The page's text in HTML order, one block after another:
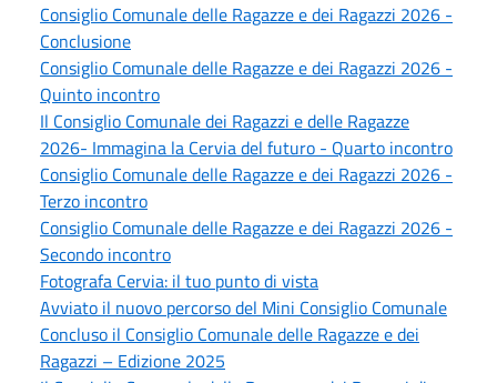
Consiglio Comunale delle Ragazze e dei Ragazzi 2026 -
Conclusione
Consiglio Comunale delle Ragazze e dei Ragazzi 2026 -
Quinto incontro
Il Consiglio Comunale dei Ragazzi e delle Ragazze
2026- Immagina la Cervia del futuro - Quarto incontro
Consiglio Comunale delle Ragazze e dei Ragazzi 2026 -
Terzo incontro
Consiglio Comunale delle Ragazze e dei Ragazzi 2026 -
Secondo incontro
Fotografa Cervia: il tuo punto di vista
Avviato il nuovo percorso del Mini Consiglio Comunale
Concluso il Consiglio Comunale delle Ragazze e dei
Ragazzi – Edizione 2025